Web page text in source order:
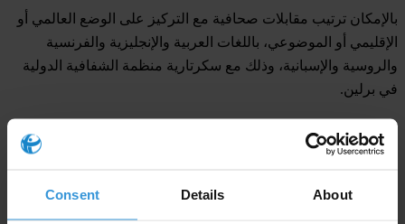
Consent Details About
بالإمكان ترتيب مقابلات صحافية مع التركيز على الوضع العالمي أو
الإقليمي أو الموضوعي، باللغات العربية والإنجليزية والفرنسية
والروسية والإسبانية، وذلك مع سكرتارية منظمة الشفافية الدولية
في برلين.
للإستفسارات على المستوى الوطني، يرجى الإتصال بفرع منظمة
الشفافية ذو الصلة، أما الإستفسارات المتعلقة بالولايات المتحدة،